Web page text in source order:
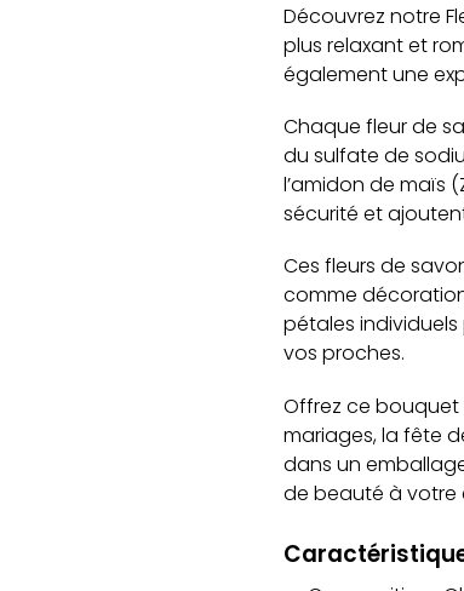
Découvrez notre
plus relaxant et
également une
Chaque fleur de
du sulfate de
l’amidon de maïs
sécurité et
Ces fleurs de
comme
pétales
vos proches.
Offrez ce bouquet
mariages, la fête
dans un
de beauté à votre